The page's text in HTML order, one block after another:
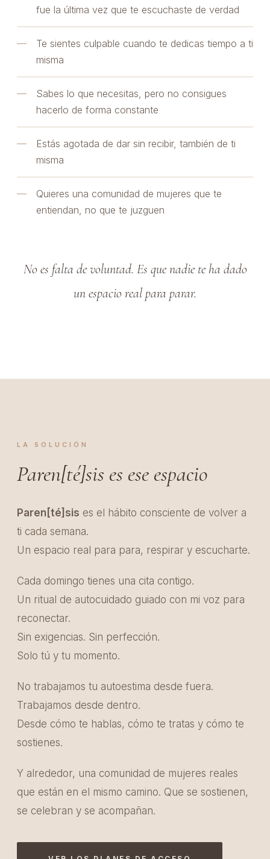
fue la última vez que te escuchaste de verdad
Te sientes culpable cuando te dedicas tiempo a ti
misma
Sabes lo que necesitas, pero no consigues
hacerlo de forma constante
Estás agotada de dar sin recibir, también de ti
misma
Quieres una comunidad de mujeres que te
entiendan, no que te juzguen
No es falta de voluntad. Es que nadie te ha dado
un espacio real para parar.
LA SOLUCIÓN
Paren[té]sis es ese espacio
Paren[té]sis es el hábito consciente de volver a
ti cada semana.
Un espacio real para para, respirar y escucharte.
Cada domingo tienes una cita contigo.
Un ritual de autocuidado guiado con mi voz para
reconectar.
Sin exigencias. Sin perfección.
Solo tú y tu momento.
No trabajamos tu autoestima desde fuera.
Trabajamos desde dentro.
Desde cómo te hablas, cómo te tratas y cómo te
sostienes.
Y alrededor, una comunidad de mujeres reales
que están en el mismo camino. Que se sostienen,
se celebran y se acompañan.